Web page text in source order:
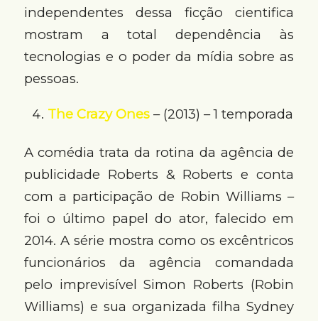
independentes dessa ficção cientifica
mostram a total dependência às
tecnologias e o poder da mídia sobre as
pessoas.
The Crazy Ones – (2013) – 1 temporada
A comédia trata da rotina da agência de
publicidade Roberts & Roberts e conta
com a participação de Robin Williams –
foi o último papel do ator, falecido em
2014. A série mostra como os excêntricos
funcionários da agência comandada
pelo imprevisível Simon Roberts (Robin
Williams) e sua organizada filha Sydney